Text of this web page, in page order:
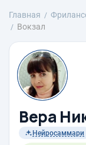
Главная
Вокзал
Вера
Нейросаммари